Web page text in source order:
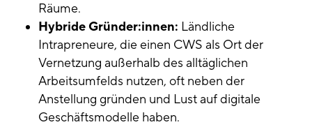
Räume.
Hybride Gründer:innen: Ländliche
Intrapreneure, die einen CWS als Ort der
Vernetzung außerhalb des alltäglichen
Arbeitsumfelds nutzen, oft neben der
Anstellung gründen und Lust auf digitale
Geschäftsmodelle haben.